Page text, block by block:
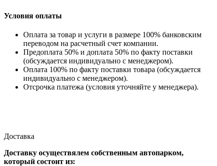
Условия оплаты
Оплата за товар и услуги в размере 100% банковским
переводом на расчетный счет компании.
Предоплата 50% и доплата 50% по факту поставки
(обсуждается индивидуально с менеджером).
Оплата 100% по факту поставки товара (обсуждается
индивидуально с менеджером).
Отсрочка платежа (условия уточняйте у менеджера).
Доставка
Доставку осуществялем собственным автопарком,
который состоит из: